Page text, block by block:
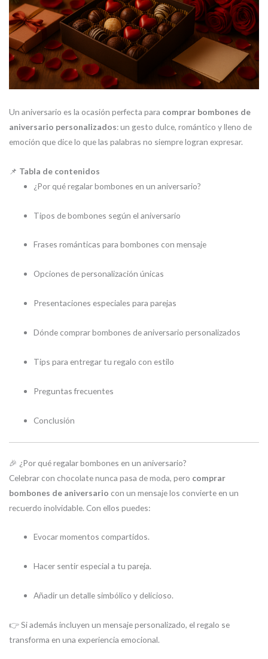
Un aniversario es la ocasión perfecta para comprar bombones de
aniversario personalizados: un gesto dulce, romántico y lleno de
emoción que dice lo que las palabras no siempre logran expresar.
📌 Tabla de contenidos
¿Por qué regalar bombones en un aniversario?
Tipos de bombones según el aniversario
Frases románticas para bombones con mensaje
Opciones de personalización únicas
Presentaciones especiales para parejas
Dónde comprar bombones de aniversario personalizados
Tips para entregar tu regalo con estilo
Preguntas frecuentes
Conclusión
🎉 ¿Por qué regalar bombones en un aniversario?
Celebrar con chocolate nunca pasa de moda, pero comprar
bombones de aniversario con un mensaje los convierte en un
recuerdo inolvidable. Con ellos puedes:
Evocar momentos compartidos.
Hacer sentir especial a tu pareja.
Añadir un detalle simbólico y delicioso.
👉 Si además incluyen un mensaje personalizado, el regalo se
transforma en una experiencia emocional.